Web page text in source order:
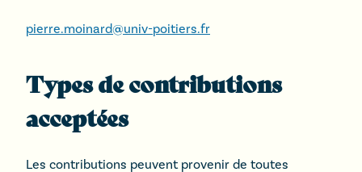
pierre.moinard@univ-poitiers.fr
Types de contributions
acceptées
Les contributions peuvent provenir de toutes